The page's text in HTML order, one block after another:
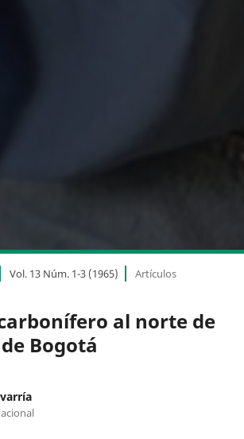
Vol. 13 Núm. 1-3 (1965) Artículos
al norte de
Bogotá